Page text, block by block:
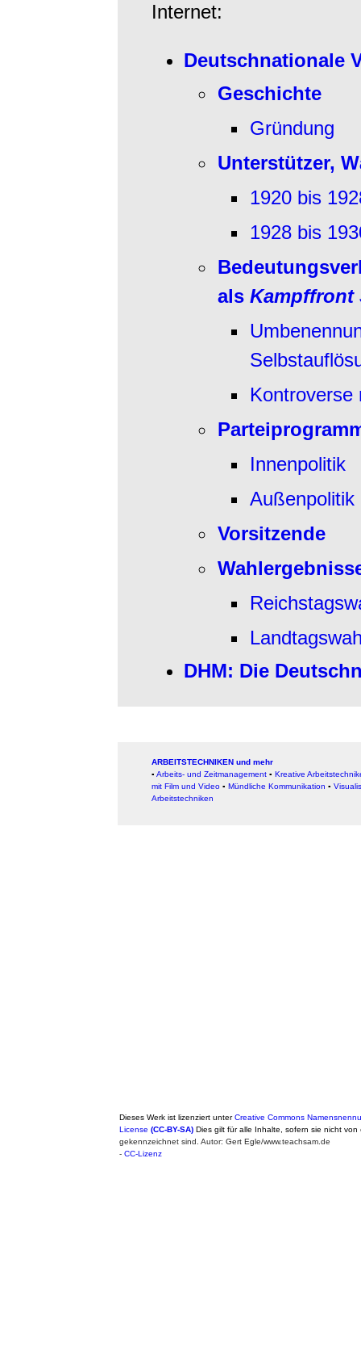
Internet:
Deutschnationale
Geschichte
Gründung
Unterstützer,
1920 bis
1928 bis
als Kampffront
Kontroverse
Innenpolitik
Außenpolitik
Vorsitzende
DHM: Die
ARBEITSTECHNIKEN und mehr
▪ Arbeits- und Zeitmanagement ▪ Kreative
mit Film und Video ▪ Mündliche Kommunikation ▪
Arbeitstechniken
Dieses Werk ist lizenziert unterCreative Commons
License (CC-BY-SA) Dies gilt für alle Inhalte, sofern sie nicht von
gekennzeichnet sind. Autor: Gert Egle/www.teachsam.de
- CC-Lizenz